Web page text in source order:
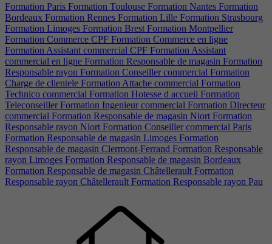
Formation Paris Formation Toulouse Formation Nantes Formation
Bordeaux Formation Rennes Formation Lille Formation Strasbourg
Formation Limoges Formation Brest Formation Montpellier
Formation Commerce CPF Formation Commerce en ligne
Formation Assistant commercial CPF Formation Assistant
commercial en ligne Formation Responsable de magasin Formation
Responsable rayon Formation Conseiller commercial Formation
Charge de clientele Formation Attache commercial Formation
Technico commercial Formation Hotesse d accueil Formation
Teleconseiller Formation Ingenieur commercial Formation Directeur
commercial Formation Responsable de magasin Niort Formation
Responsable rayon Niort Formation Conseiller commercial Paris
Formation Responsable de magasin Limoges Formation
Responsable de magasin Clermont-Ferrand Formation Responsable
rayon Limoges Formation Responsable de magasin Bordeaux
Formation Responsable de magasin Châtellerault Formation
Responsable rayon Châtellerault Formation Responsable rayon Pau